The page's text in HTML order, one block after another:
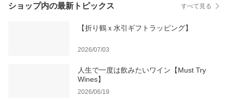
ショップ内の最新トピックス すべて見る
【折り鶴ｘ水引ギフトラッピング】
2026/07/03
人生で一度は飲みたいワイン【Must Try
Wines】
2026/06/19